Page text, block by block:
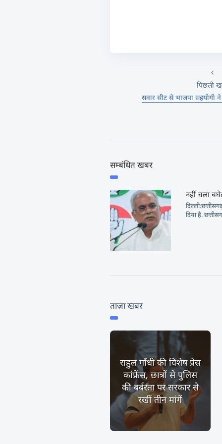
पिछली
सवार सीट से भाजपा सहयोगी ने
सम्बंधित खबर
नहीं चला
दिया है.
ताज़ा खबर
राहुल गाँधी की विशेष प्रेस
कांफ्रेंस, छात्रों से पुलिस
की बर्बरता पर सरकार से
रखीं तीन मांगें